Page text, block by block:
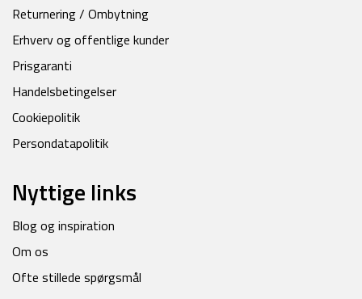
Returnering / Ombytning
Erhverv og offentlige kunder
Prisgaranti
Handelsbetingelser
Cookiepolitik
Persondatapolitik
Nyttige links
Blog og inspiration
Om os
Ofte stillede spørgsmål